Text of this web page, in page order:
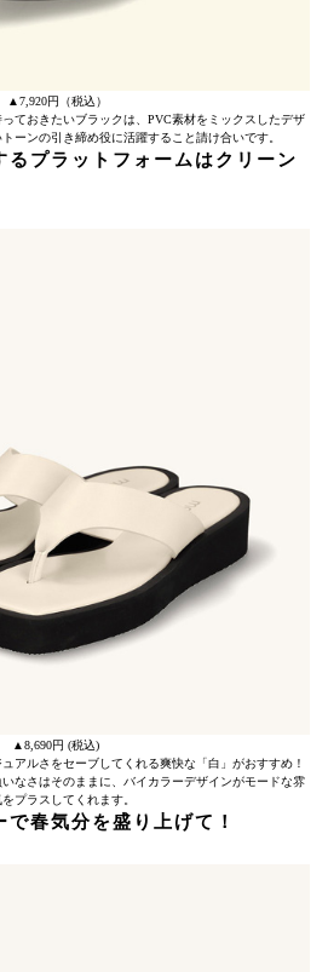
▲7,920円（税込）
ておきたいブラックは、PVC素材をミックスしたデザ
ーンの引き締め役に活躍すること請け合いです。
るプラットフォームはクリーン
▲8,690円 (税込)
アルさをセーブしてくれる爽快な「白」がおすすめ！
なさはそのままに、バイカラーデザインがモードな雰
をプラスしてくれます。
春気分を盛り上げて！